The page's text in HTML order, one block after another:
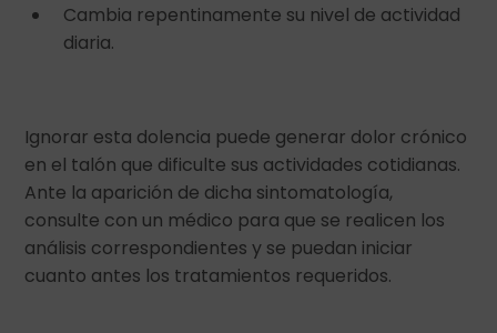
Cambia repentinamente su nivel de actividad
diaria.
Ignorar esta dolencia puede generar dolor crónico
en el talón que dificulte sus actividades cotidianas.
Ante la aparición de dicha sintomatología,
consulte con un médico para que se realicen los
análisis correspondientes y se puedan iniciar
cuanto antes los tratamientos requeridos.